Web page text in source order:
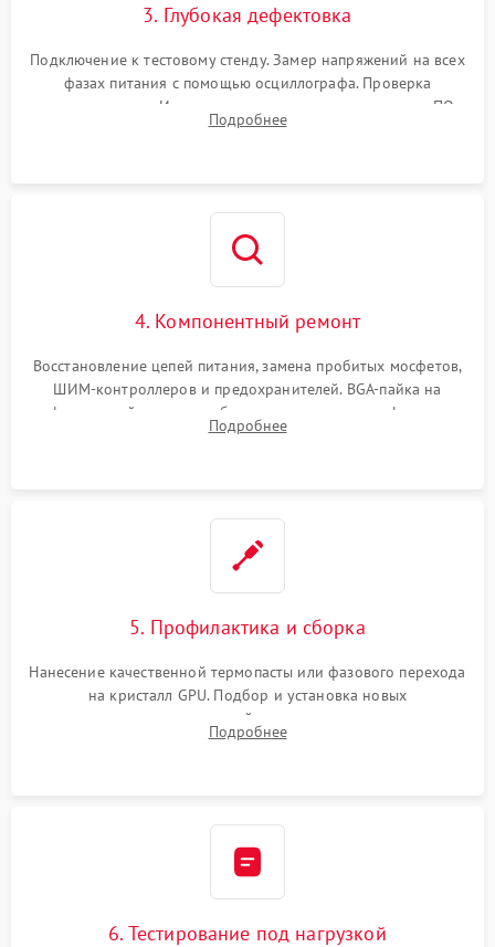
3. Глубокая дефектовка
Подключение к тестовому стенду. Замер напряжений на всех
фазах питания с помощью осциллографа. Проверка
инициализации. Использование специализированного ПО
MATS
Подробнее
4. Компонентный ремонт
Восстановление цепей питания, замена пробитых мосфетов,
ШИМ-контроллеров и предохранителей. BGA-пайка на
инфракрасной станции реболлинг или замена графического
чипа и дефектной памяти GDDR. Прошивка BIOS
Подробнее
5. Профилактика и сборка
Нанесение качественной термопасты или фазового перехода
на кристалл GPU. Подбор и установка новых
термопрокладок правильной толщины на память и цепи
питания. Монтаж радиатора и бэкплейта, подключение и
Подробнее
6. Тестирование под нагрузкой